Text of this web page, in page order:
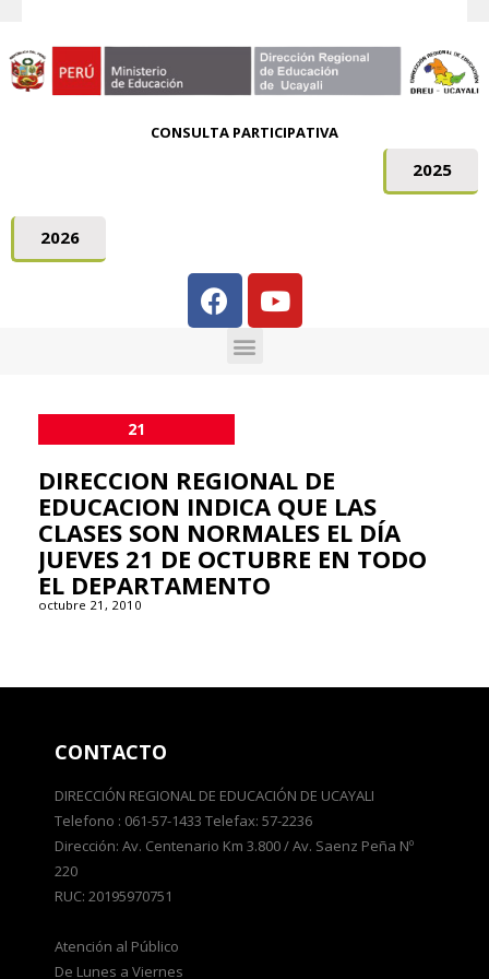
CONSULTA PARTICIPATIVA
2025
2026
21
DIRECCION REGIONAL DE
EDUCACION INDICA QUE LAS
CLASES SON NORMALES EL DÍA
JUEVES 21 DE OCTUBRE EN TODO
EL DEPARTAMENTO
octubre 21, 2010
CONTACTO
DIRECCIÓN REGIONAL DE EDUCACIÓN DE UCAYALI
Telefono : 061-57-1433 Telefax: 57-2236
Dirección: Av. Centenario Km 3.800 / Av. Saenz Peña Nº
220
RUC: 20195970751
Atención al Público
De Lunes a Viernes